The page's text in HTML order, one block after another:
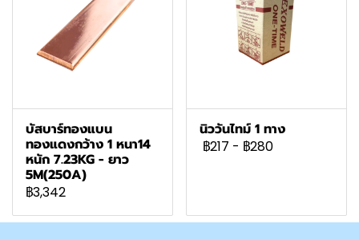
บัสบาร์ทองแบน
ทองแดงกว้าง 1 หนา14
หนัก 7.23KG - ยาว
5M(250A)
฿3,342
นิววันไทม์ 1 ทาง
฿217 - ฿280